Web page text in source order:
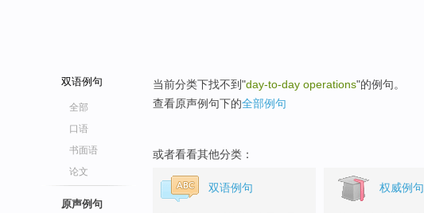
双语例句
全部
口语
书面语
论文
原声例句
当前分类下找不到"day-to-day operations"的例句。
查看原声例句下的全部例句
或者看看其他分类：
双语例句 权威例句